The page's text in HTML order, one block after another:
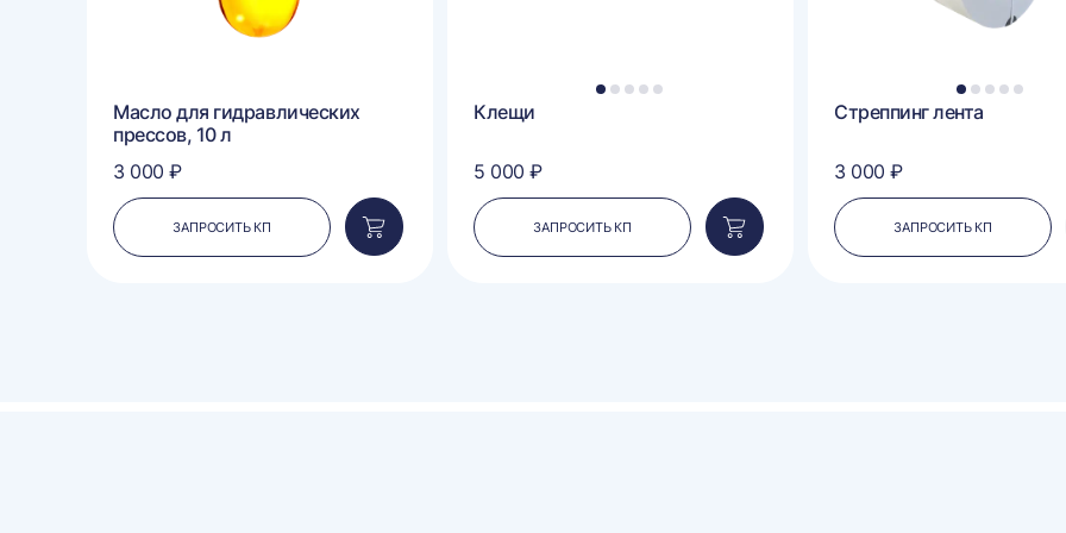
Масло для гидравлических
прессов, 10 л
3 000 ₽
ЗАПРОСИТЬ КП
Добавить
в
1 2 3 4 5
Клещи
5 000 ₽
ЗАПРОСИТЬ КП
Добавить
в
1 2 3 4 5
Стреппинг лента
3 000 ₽
ЗАПРОСИТЬ КП